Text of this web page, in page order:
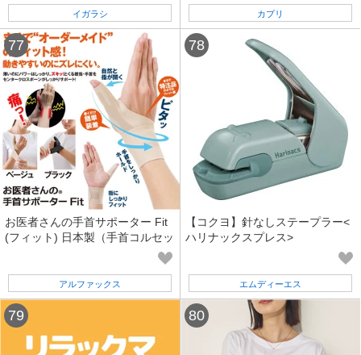
イガラシ カプリ
お医者さんの手首サポーター Fit
(フィット) 日本製（手首コルセッ
ト 親指サポーター 固定 保護）
アルファックス
【コクヨ】針なしステープラー<
ハリナックスプレス>
エムディーエス